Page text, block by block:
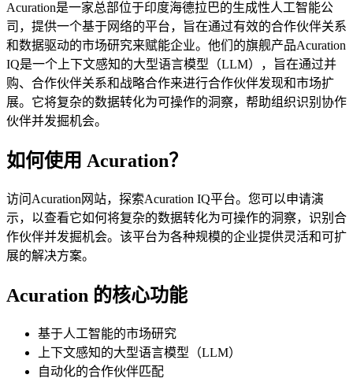
Acuration是一家总部位于印度海德拉巴的生成性人工智能公
司，提供一个基于网络的平台，旨在通过有效的合作伙伴关系
和数据驱动的市场研究来赋能企业。他们的旗舰产品Acuration
IQ是一个上下文感知的大型语言模型（LLM），旨在通过并
购、合作伙伴关系和战略合作来进行合作伙伴发现和市场扩
展。它将复杂的数据转化为可操作的洞察，帮助组织识别协作
伙伴并发掘机会。
如何使用 Acuration？
访问Acuration网站，探索Acuration IQ平台。您可以申请演
示，以查看它如何将复杂的数据转化为可操作的洞察，识别合
作伙伴并发掘机会。该平台为各种规模的企业提供灵活和可扩
展的解决方案。
Acuration 的核心功能
基于人工智能的市场研究
上下文感知的大型语言模型（LLM）
自动化的合作伙伴匹配